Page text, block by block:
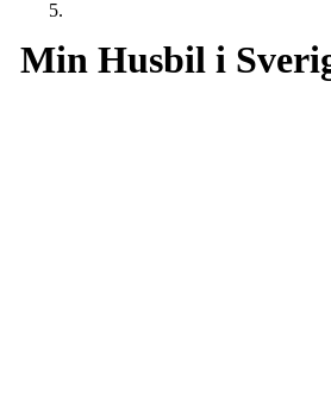
Min Husbil i